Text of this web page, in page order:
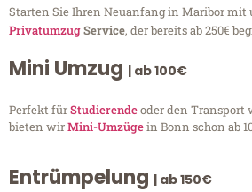
Starten Sie Ihren Neuanfang in Maribor mit
PrivatumzugService, der bereits ab 250€
Mini Umzug | ab 100€
Perfekt fürStudierendeoder den Transport
bieten wirMini-Umzügein Bonn schon ab
Entrümpelung | ab 150€